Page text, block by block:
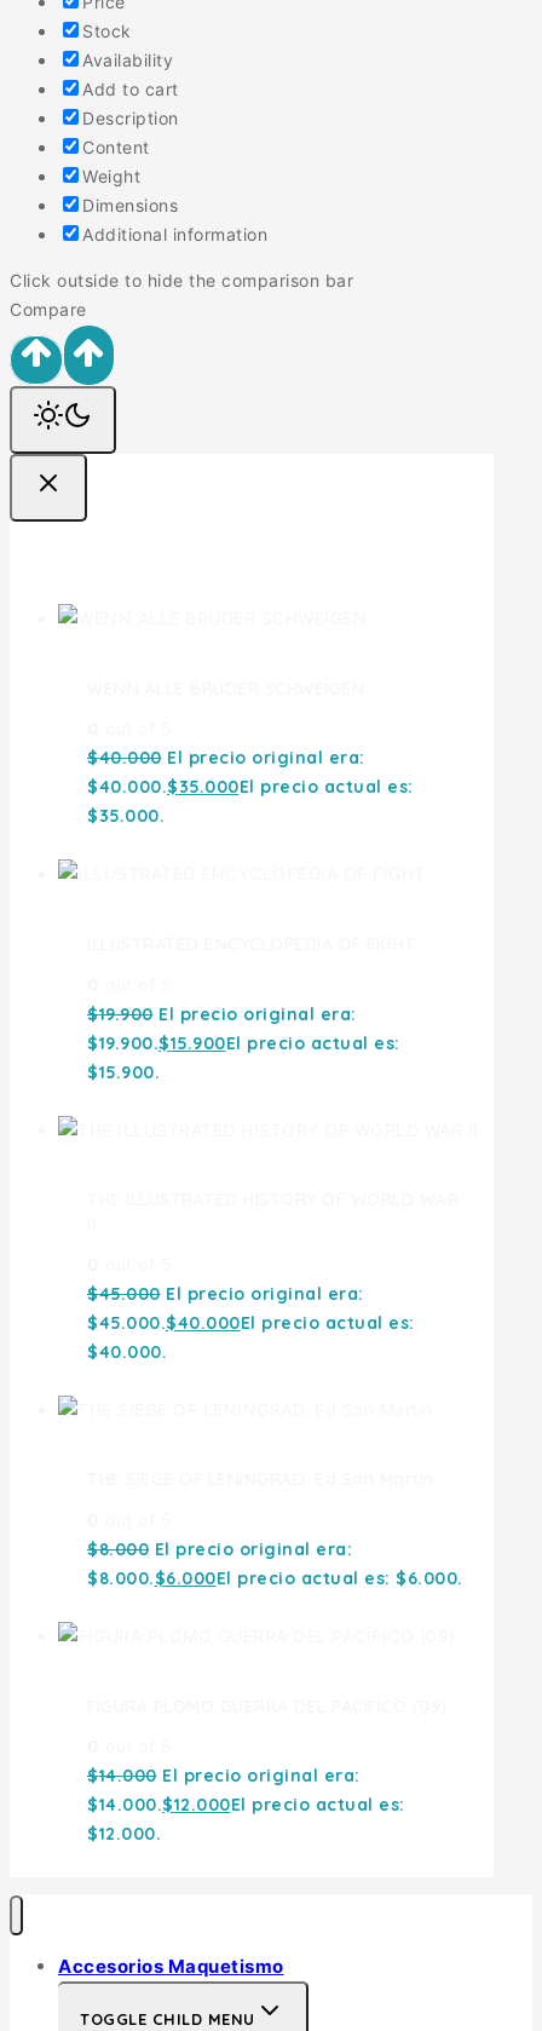
Stock
Availability
Add to cart
Description
Content
Weight
Dimensions
Additional information
Click outside to hide the comparison bar
Compare
$40.000 El precio original era:
$40.000.$35.000El precio actual es:
$35.000.
$19.900 El precio original era:
$19.900.$15.900El precio actual es:
$15.900.
$45.000 El precio original era:
$45.000.$40.000El precio actual es:
$40.000.
$8.000 El precio original era:
$8.000.$6.000El precio actual es: $6.000.
$14.000 El precio original era:
$14.000.$12.000El precio actual es:
$12.000.
Accesorios Maquetismo
TOGGLE CHILD MENU